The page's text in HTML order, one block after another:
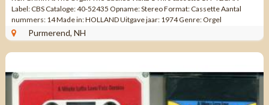
Label: CBS Cataloge: 40-52435 Opname: Stereo Format: Cassette Aantal
nummers: 14 Made in: HOLLAND Uitgave jaar: 1974 Genre: Orgel
instumentaal Kwaliteit: ZO ...
Purmerend, NH